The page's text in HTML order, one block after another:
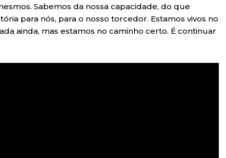
Sabemos da nossa capacidade, do que
para nós, para o nosso torcedor. Estamos vivos no
ainda, mas estamos no caminho certo. É continuar